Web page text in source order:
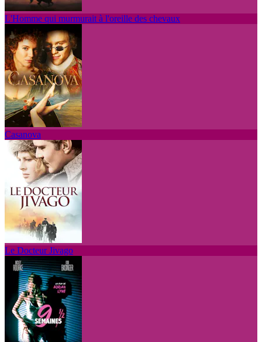
L'Homme qui murmurait à l'oreille des chevaux
Casanova
Le Docteur Jivago